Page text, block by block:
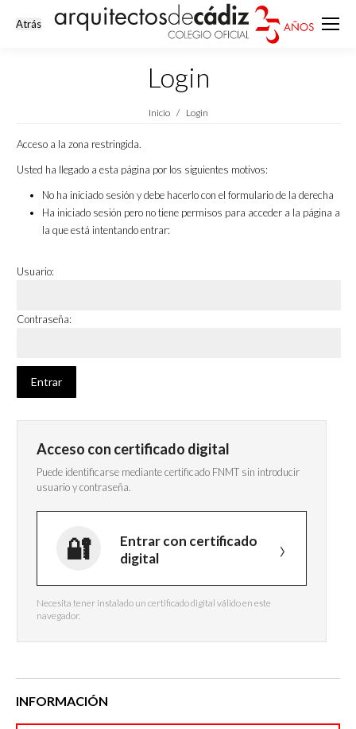
Login
Estás aquí:
Inicio Login
Acceso a la zona restringida.
Usted ha llegado a esta página por los siguientes motivos:
No ha iniciado sesión y debe hacerlo con el formulario de la derecha
Ha iniciado sesión pero no tiene permisos para acceder a la página a
la que está intentando entrar:
Usuario:
Contraseña:
Acceso con certificado digital
Puede identificarse mediante certificado FNMT sin introducir
usuario y contraseña.
Entrar con certificado
digital
Necesita tener instalado un certificado digital válido en este
navegador.
INFORMACIÓN